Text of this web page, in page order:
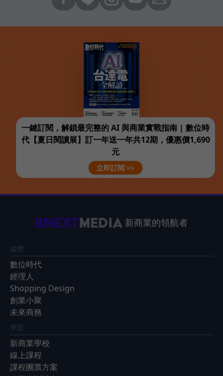
一鍵訂閱，解鎖最完整的 AI 與商業實戰指南 | 數位時
代【夏日閱讀展】訂一年送一年共12期，優惠價1,690
元
立即訂閱 >>
新商業的領航者
媒體
數位時代
經理人
Shopping Design
創業小聚
未來商務
學習
新商業學校
線上課程
課程團票方案